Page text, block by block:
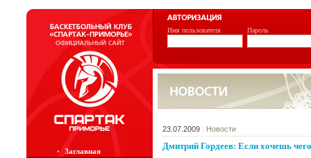
Имя пользователя Пароль
Заглавная
23.07.2009 | Новости
Дмитрий Гордеев: Если хочешь